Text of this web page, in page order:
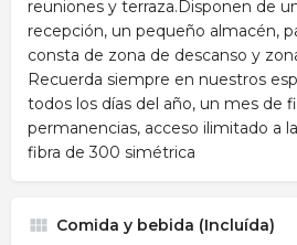
reuniones y terraza.Disponen de
recepción, un pequeño almacén,
consta de zona de descanso y
Recuerda siempre en nuestros
todos los días del año, un mes de
permanencias, acceso ilimitado a
fibra de 300 simétrica
Comida y bebida (Incluída)